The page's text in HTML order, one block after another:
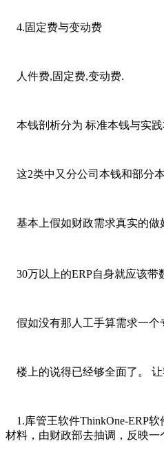
4.固定费与变动费
人件费,固定费,变动费.
本钱剖析分为 标准本钱与实践
这2类中又分公司本钱和部分
基本上假如财政需求真实的做
30万以上的ERP自身就应该带
假如没有那人工手算需求一个
楼上的说得已经够全面了。 让
1.库管王软件ThinkOne-ERP
材料，由财政部去抽调，反映一